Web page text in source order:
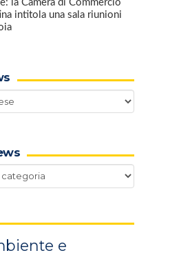
la Camera di Commercio
intitola una sala riunioni
e